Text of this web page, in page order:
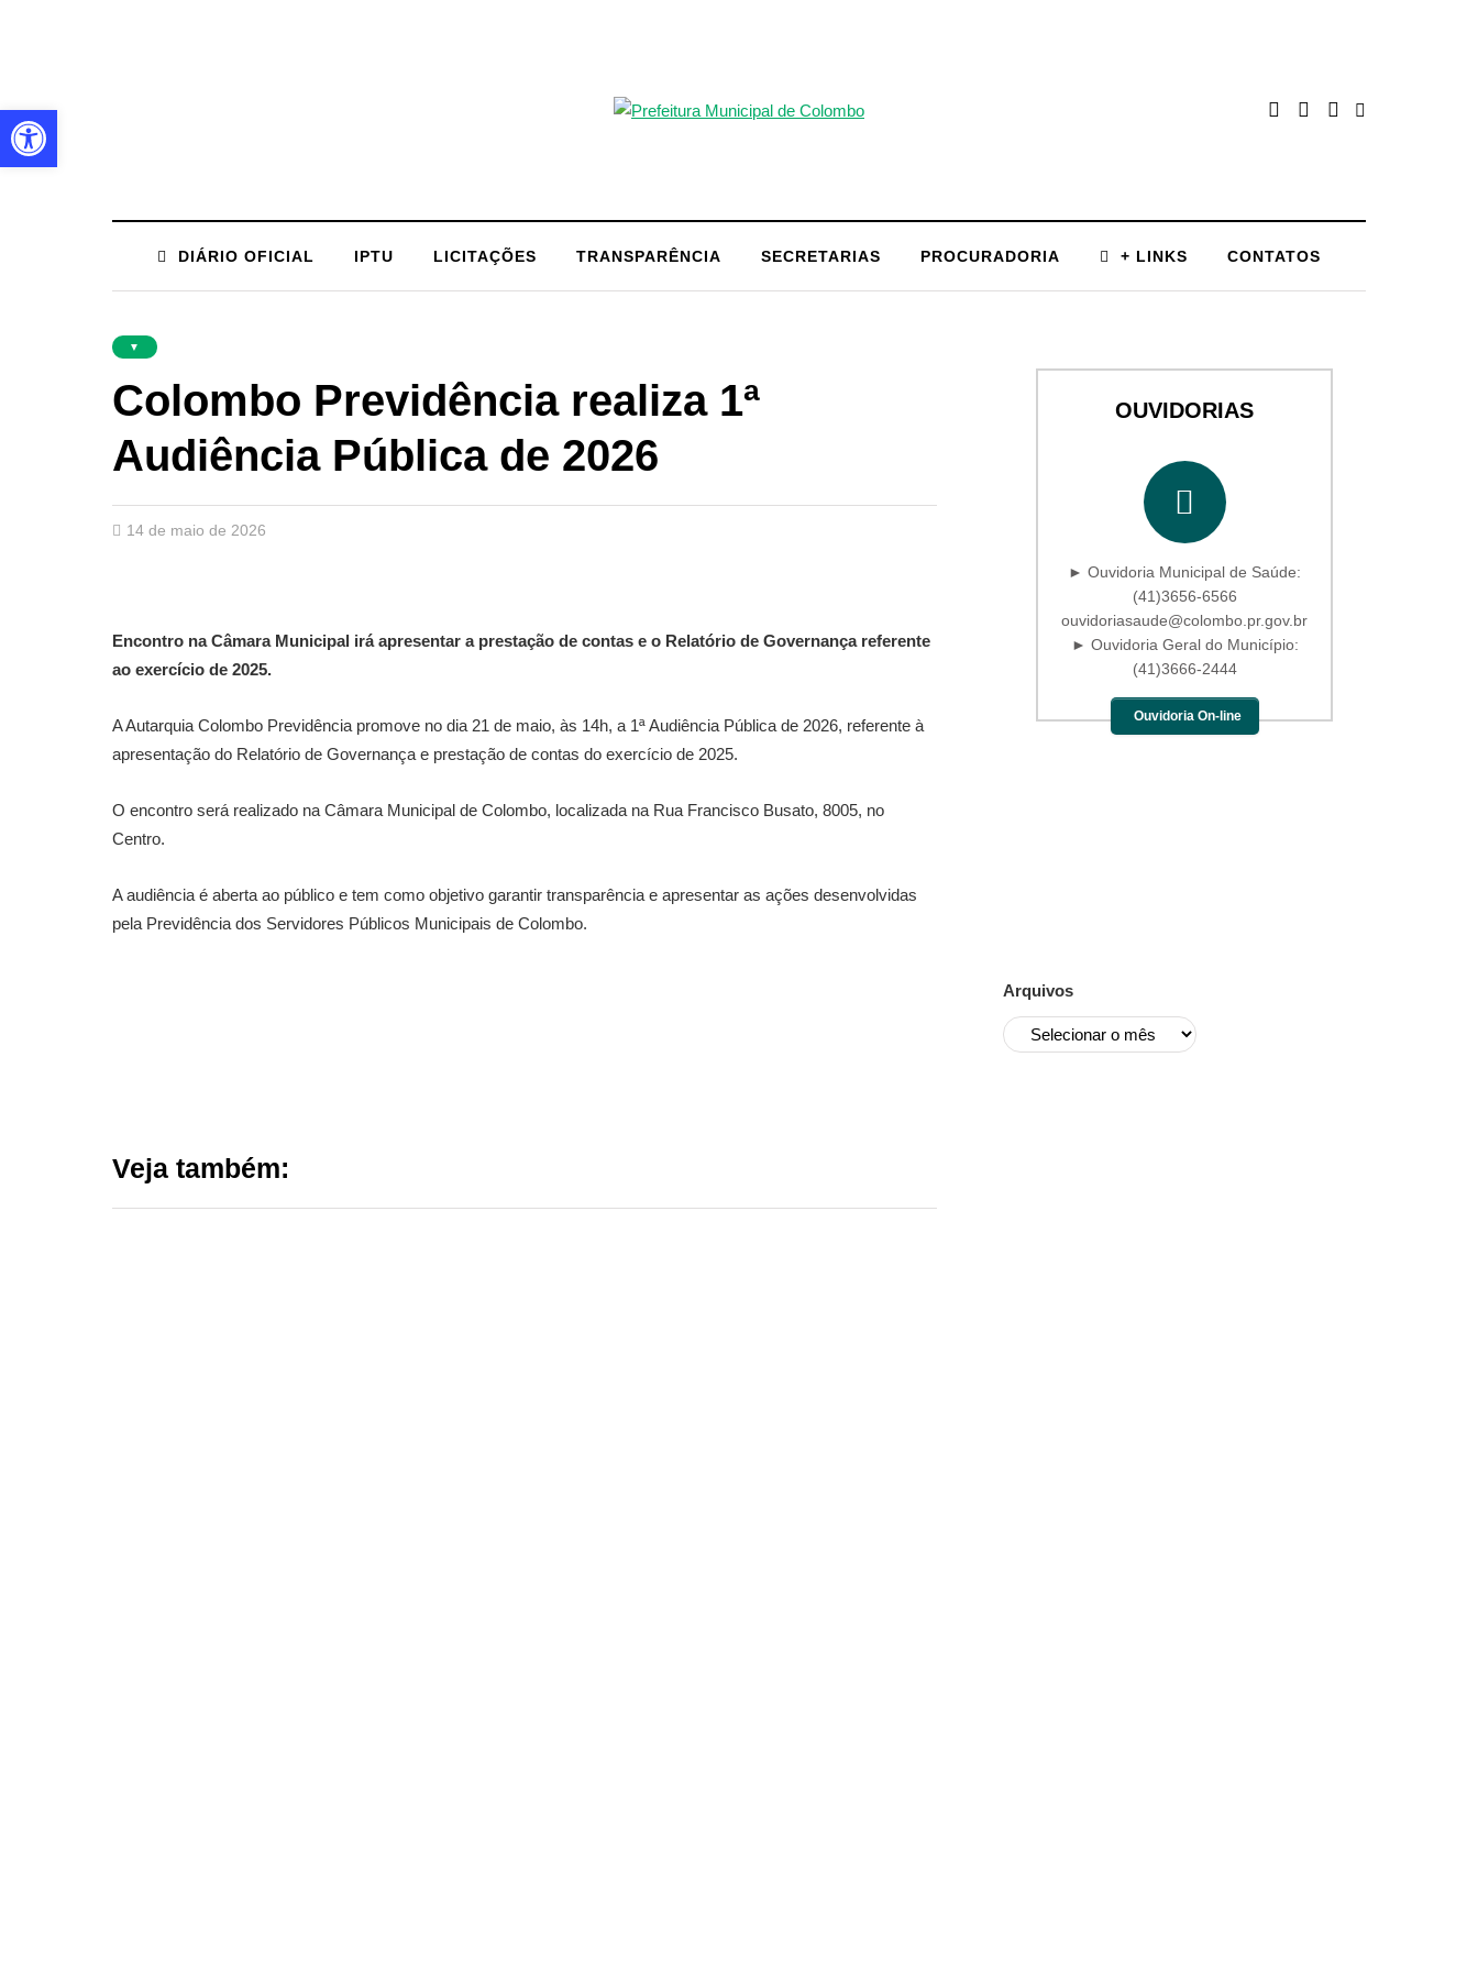
DIÁRIO OFICIAL IPTU LICITAÇÕES TRANSPARÊNCIA SECRETARIAS PROCURADORIA + LINKS CONTATOS
▼
Colombo Previdência realiza 1ª
Audiência Pública de 2026
14 de maio de 2026
Encontro na Câmara Municipal irá apresentar a prestação de contas e o Relatório de Governança referente
ao exercício de 2025.
A Autarquia Colombo Previdência promove no dia 21 de maio, às 14h, a 1ª Audiência Pública de 2026, referente à
apresentação do Relatório de Governança e prestação de contas do exercício de 2025.
O encontro será realizado na Câmara Municipal de Colombo, localizada na Rua Francisco Busato, 8005, no
Centro.
A audiência é aberta ao público e tem como objetivo garantir transparência e apresentar as ações desenvolvidas
pela Previdência dos Servidores Públicos Municipais de Colombo.
OUVIDORIAS
► Ouvidoria Municipal de Saúde:
(41)3656-6566
ouvidoriasaude@colombo.pr.gov.br
► Ouvidoria Geral do Município:
(41)3666-2444
Ouvidoria On-line
Arquivos
Veja também:
Barra de Ferramentas Aberta